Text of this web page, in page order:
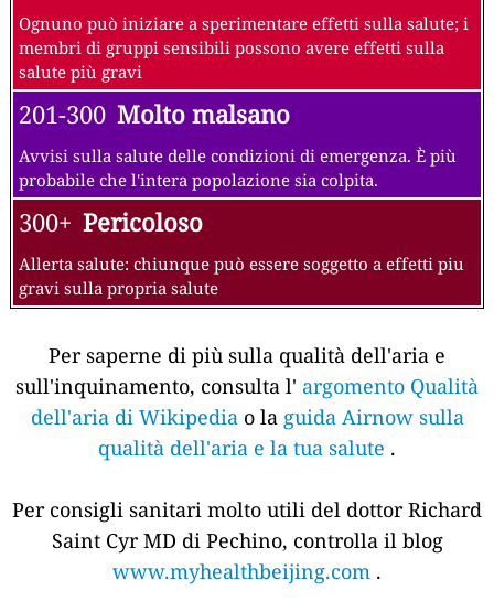
Ognuno può iniziare a sperimentare effetti sulla salute; i
membri di gruppi sensibili possono avere effetti sulla
salute più gravi
201-300 Molto malsano
Avvisi sulla salute delle condizioni di emergenza. È più
probabile che l'intera popolazione sia colpita.
300+ Pericoloso
Allerta salute: chiunque può essere soggetto a effetti piu
gravi sulla propria salute
Per saperne di più sulla qualità dell'aria e
sull'inquinamento, consulta l' argomento Qualità
dell'aria di Wikipediao la guida Airnow sulla
qualità dell'aria e la tua salute .
Per consigli sanitari molto utili del dottor Richard
Saint Cyr MD di Pechino, controlla il blog
www.myhealthbeijing.com .